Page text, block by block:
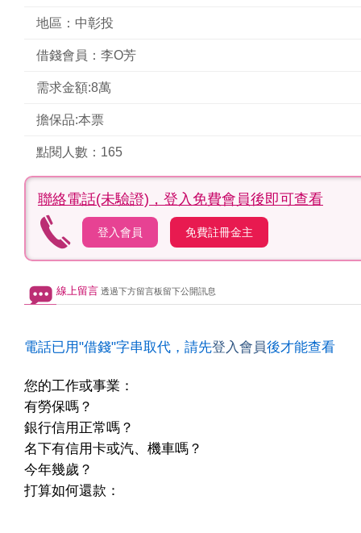
地區：中彰投
借錢會員：李O芳
需求金額:8萬
擔保品:本票
點閱人數：165
聯絡電話(未驗證)， 登入免費會員後即可查看
登入會員 免費註冊金主
線上留言 透過下方留言板留下公開訊息
電話已用"借錢"字串取代，請先登入會員後才能查看
您的工作或事業：
有勞保嗎？
銀行信用正常嗎？
名下有信用卡或汽、機車嗎？
今年幾歲？
打算如何還款：